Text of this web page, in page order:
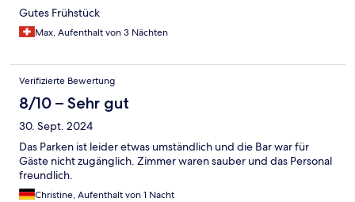
Gutes Frühstück
Max, Aufenthalt von 3 Nächten
Verifizierte Bewertung
8/10 – Sehr gut
30. Sept. 2024
Das Parken ist leider etwas umständlich und die Bar war für
Gäste nicht zugänglich. Zimmer waren sauber und das Personal
freundlich.
Christine, Aufenthalt von 1 Nacht